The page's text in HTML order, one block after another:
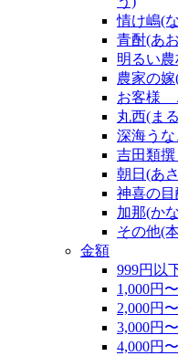
情け嶋(
青酎(あ
明るい
農家の
お客様
丸西(ま
深海う
吉田類
朝日(あ
神喜の目
加那(か
その他(
金額
999円以
1,000円
2,000円
3,000円
4,000円